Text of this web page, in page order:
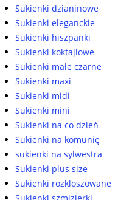
Sukienki dzianinowe
Sukienki eleganckie
Sukienki hiszpanki
Sukienki koktajlowe
Sukienki małe czarne
Sukienki maxi
Sukienki midi
Sukienki mini
Sukienki na co dzień
Sukienki na komunię
sukienki na sylwestra
Sukienki plus size
Sukienki rozkloszowane